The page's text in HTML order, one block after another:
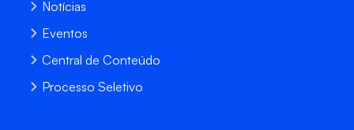
Notícias
Eventos
Central de Conteúdo
Processo Seletivo